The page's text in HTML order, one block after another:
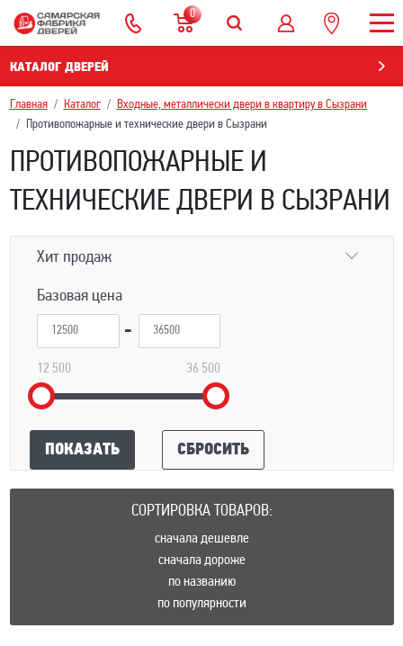
0
КАТАЛОГ ДВЕРЕЙ
Главная Каталог
Входные, металлически двери в квартиру в Сызрани
Противопожарные и технические двери в Сызрани
ПРОТИВОПОЖАРНЫЕ И
ТЕХНИЧЕСКИЕ ДВЕРИ В СЫЗРАНИ
Хит продаж
Базовая цена
12 500 36 500
ПОКАЗАТЬ СБРОСИТЬ
СОРТИРОВКА ТОВАРОВ:
сначала дешевле
сначала дороже
по названию
по популярности